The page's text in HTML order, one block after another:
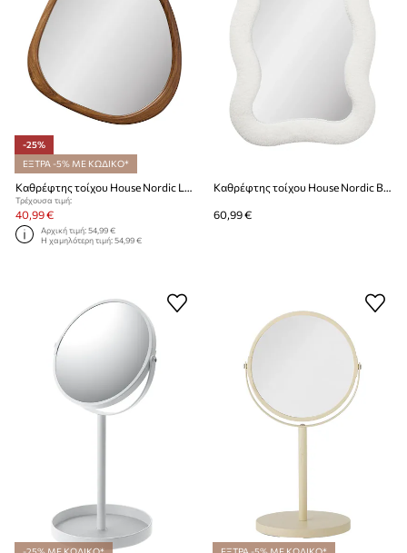
-25%
ΕΞΤΡΑ -5% ΜΕ ΚΩΔΙΚΟ*
Τρέχουσα τιμή:
40,99 €
Αρχική τιμή:54,99 €
Η χαμηλότερη τιμή:54,99 €
60,99 €